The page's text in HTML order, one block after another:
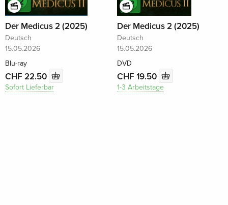
Der Medicus 2 (2025)
Deutsch
15.05.2026
Blu-ray
CHF 22.50
Sofort Lieferbar
Der Medicus 2 (2025)
Deutsch
15.05.2026
DVD
CHF 19.50
1-3 Arbeitstage